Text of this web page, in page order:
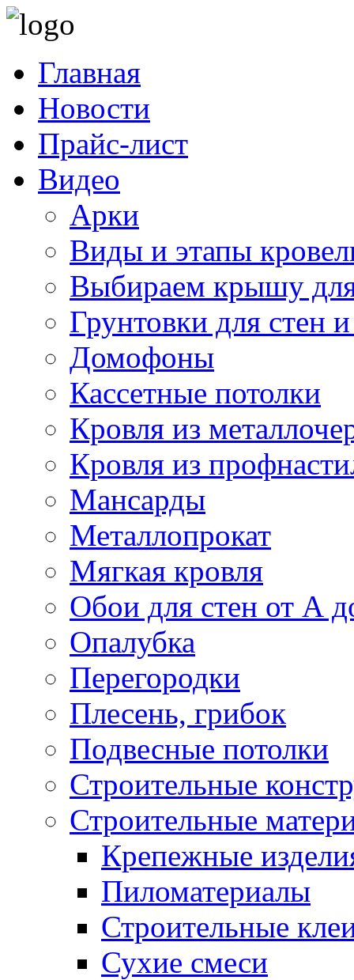
Главная
Новости
Прайс-лист
Видео
Арки
Виды и этапы
Выбираем крышу
Грунтовки для стен
Домофоны
Кассетные потолки
Кровля из
Кровля из
Мансарды
Металлопрокат
Мягкая кровля
Обои для стен от А
Опалубка
Перегородки
Плесень, грибок
Подвесные потолки
Строительные
Строительные
Крепежные
Пиломатериалы
Строительные
Сухие смеси